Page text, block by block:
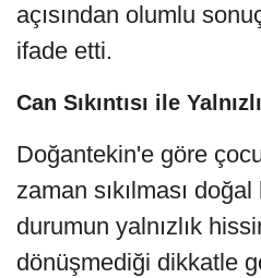
açısından olumlu
ifade etti.
Can Sıkıntısı ile
Doğantekin'e göre
zaman sıkılması
durumun yalnızlık
dönüşmediği dikkatle